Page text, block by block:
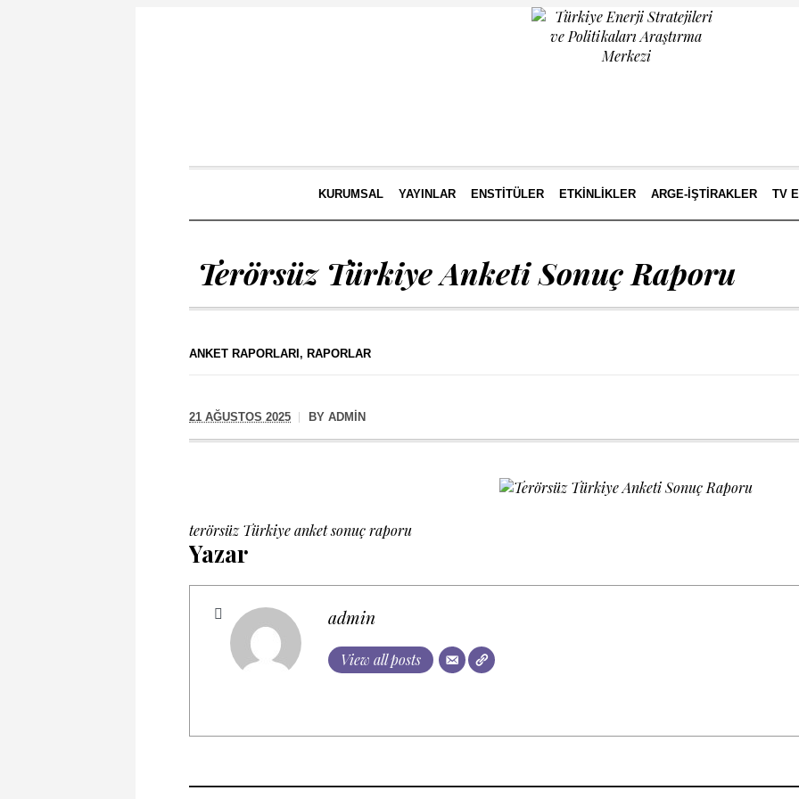
KURUMSAL YAYINLAR ENSTITÜLER ETKINLIKLER ARGE-İŞTIRAKLER TV
Terörsüz Türkiye Anketi Sonuç Raporu
ANKET RAPORLARI , RAPORLAR
21 AĞUSTOS 2025 BY ADMIN
terörsüz Türkiye anket sonuç raporu
Yazar
admin
View all posts